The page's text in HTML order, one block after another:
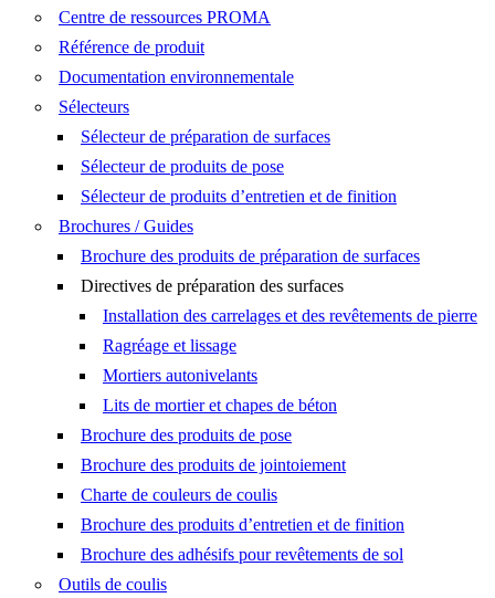
Centre de ressources PROMA
Référence de produit
Documentation environnementale
Sélecteurs
Sélecteur de préparation de surfaces
Sélecteur de produits de pose
Sélecteur de produits d’entretien et de finition
Brochures / Guides
Brochure des produits de préparation de surfaces
Directives de préparation des surfaces
Installation des carrelages et des revêtements de pierre
Ragréage et lissage
Mortiers autonivelants
Lits de mortier et chapes de béton
Brochure des produits de pose
Brochure des produits de jointoiement
Charte de couleurs de coulis
Brochure des produits d’entretien et de finition
Brochure des adhésifs pour revêtements de sol
Outils de coulis